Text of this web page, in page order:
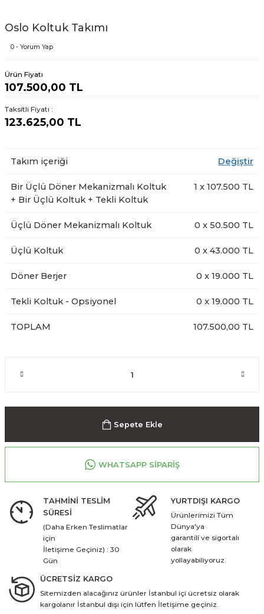
Oslo Koltuk Takımı
0 - Yorum Yap
Ürün Fiyatı
107.500,00 TL
Taksitli Fiyatı :
123.625,00 TL
Takım içeriği Değiştir
Bir Üçlü Döner Mekanizmalı Koltuk
+ Bir Üçlü Koltuk + Tekli Koltuk
1 x 107.500 TL
Üçlü Döner Mekanizmalı Koltuk 0 x 50.500 TL
Üçlü Koltuk 0 x 43.000 TL
Döner Berjer 0 x 19.000 TL
Tekli Koltuk - Opsiyonel 0 x 19.000 TL
TOPLAM 107.500,00 TL
Sepete Ekle
WHATSAPP SİPARİŞ
TAHMİNİ TESLİM
SÜRESİ
(Daha Erken Teslimatlar
için
İletişime Geçiniz) : 30
Gün
YURTDIŞI KARGO
Ürünlerimizi Tüm
Dünya'ya
garantili ve sigortalı
olarak
yollayabiliyoruz.
ÜCRETSİZ KARGO
Sitemizden alacağınız ürünler İstanbul içi ücretsiz olarak
kargolanır İstanbul dışı için lütfen İletişime geçiniz.